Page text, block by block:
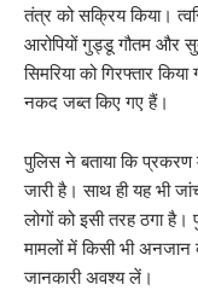
तंत्र को सक्रिय किया।
आरोपियों गुड्डू गौतम और
सिमरिया को गिरफ्तार
नकद जब्त किए गए हैं।
पुलिस ने बताया कि प्रकरण
जारी है। साथ ही यह भी
लोगों को इसी तरह ठगा
मामलों में किसी भी अनजान
जानकारी अवश्य लें।